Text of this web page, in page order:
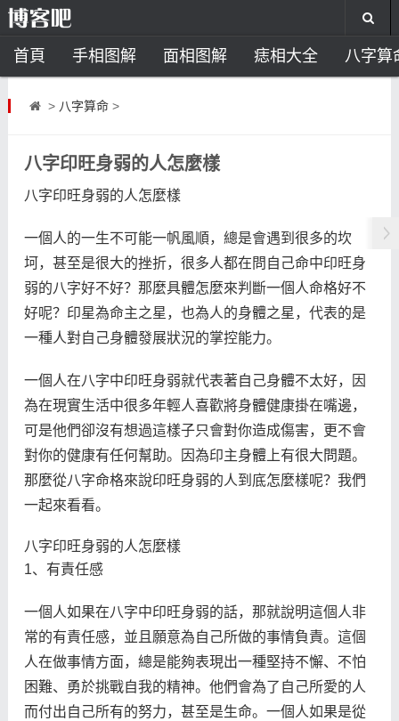
首頁 手相图解 面相图解 痣相大全 八字算
风水开运 助运饰品
> 八字算命>
八字印旺身弱的人怎麼樣
八字印旺身弱的人怎麼樣
一個人的一生不可能一帆風順，總是會遇到很多的坎
坷，甚至是很大的挫折，很多人都在問自己命中印旺身
弱的八字好不好？那麼具體怎麼來判斷一個人命格好不
好呢？印星為命主之星，也為人的身體之星，代表的是
一種人對自己身體發展狀況的掌控能力。
一個人在八字中印旺身弱就代表著自己身體不太好，因
為在現實生活中很多年輕人喜歡將身體健康掛在嘴邊，
可是他們卻沒有想過這樣子只會對你造成傷害，更不會
對你的健康有任何幫助。因為印主身體上有很大問題。
那麼從八字命格來說印旺身弱的人到底怎麼樣呢？我們
一起來看看。
八字印旺身弱的人怎麼樣
1、有責任感
一個人如果在八字中印旺身弱的話，那就說明這個人非
常的有責任感，並且願意為自己所做的事情負責。這個
人在做事情方面，總是能夠表現出一種堅持不懈、不怕
困難、勇於挑戰自我的精神。他們會為了自己所愛的人
而付出自己所有的努力，甚至是生命。一個人如果是從